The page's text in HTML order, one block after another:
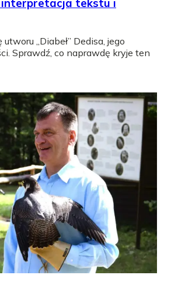
interpretacja tekstu i
„Diabeł” Dedisa, jego
Sprawdź, co naprawdę kryje ten